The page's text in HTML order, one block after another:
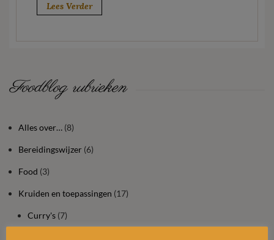
Lees Verder
Foodblog rubrieken
Alles over… (8)
Bereidingswijzer (6)
Food (3)
Kruiden en toepassingen (17)
Curry's (7)